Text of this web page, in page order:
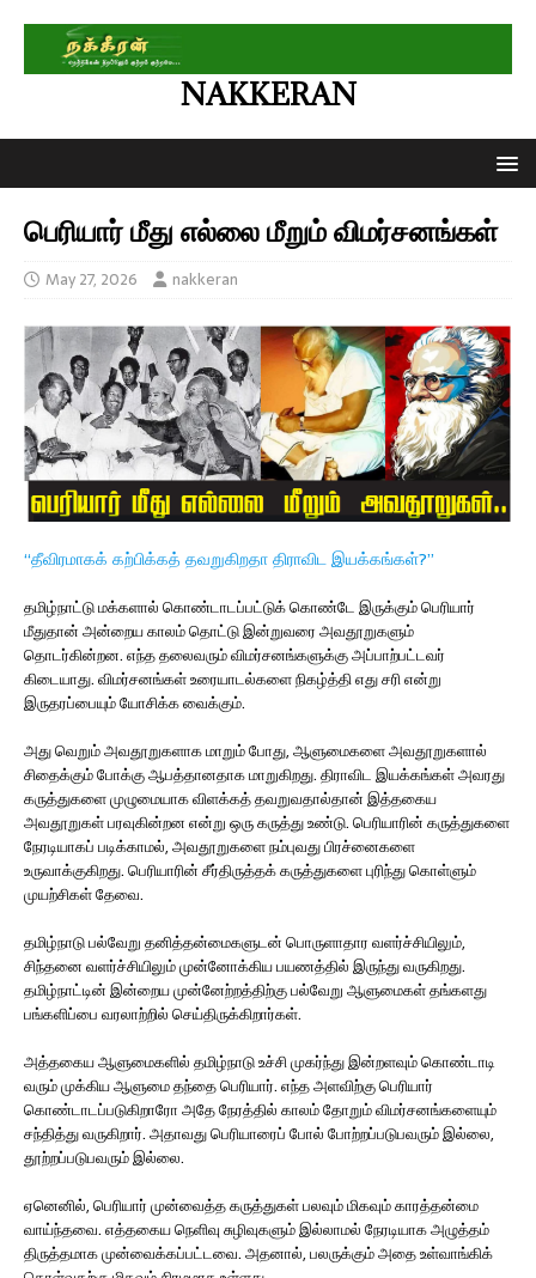
NAKKERAN
பெரியார் மீது எல்லை மீறும் விமர்சனங்கள்
May 27, 2026 nakkeran
“தீவிரமாகக் கற்பிக்கத் தவறுகிறதா திராவிட இயக்கங்கள்?”
தமிழ்நாட்டு மக்களால் கொண்டாடப்பட்டுக் கொண்டே இருக்கும் பெரியார்
மீதுதான் அன்றைய காலம் தொட்டு இன்றுவரை அவதூறுகளும்
தொடர்கின்றன. எந்த தலைவரும் விமர்சனங்களுக்கு அப்பாற்பட்டவர்
கிடையாது. விமர்சனங்கள் உரையாடல்களை நிகழ்த்தி எது சரி என்று
இருதரப்பையும் யோசிக்க வைக்கும்.
அது வெறும் அவதூறுகளாக மாறும் போது, ஆளுமைகளை அவதூறுகளால்
சிதைக்கும் போக்கு ஆபத்தானதாக மாறுகிறது. திராவிட இயக்கங்கள் அவரது
கருத்துகளை முழுமையாக விளக்கத் தவறுவதால்தான் இத்தகைய
அவதூறுகள் பரவுகின்றன என்று ஒரு கருத்து உண்டு. பெரியாரின் கருத்துகளை
நேரடியாகப் படிக்காமல், அவதூறுகளை நம்புவது பிரச்னைகளை
உருவாக்குகிறது. பெரியாரின் சீர்திருத்தக் கருத்துகளை புரிந்து கொள்ளும்
முயற்சிகள் தேவை.
தமிழ்நாடு பல்வேறு தனித்தன்மைகளுடன் பொருளாதார வளர்ச்சியிலும்,
சிந்தனை வளர்ச்சியிலும் முன்னோக்கிய பயணத்தில் இருந்து வருகிறது.
தமிழ்நாட்டின் இன்றைய முன்னேற்றத்திற்கு பல்வேறு ஆளுமைகள் தங்களது
பங்களிப்பை வரலாற்றில் செய்திருக்கிறார்கள்.
அத்தகைய ஆளுமைகளில் தமிழ்நாடு உச்சி முகர்ந்து இன்றளவும் கொண்டாடி
வரும் முக்கிய ஆளுமை தந்தை பெரியார். எந்த அளவிற்கு பெரியார்
கொண்டாடப்படுகிறாரோ அதே நேரத்தில் காலம் தோறும் விமர்சனங்களையும்
சந்தித்து வருகிறார். அதாவது பெரியாரைப் போல் போற்றப்படுபவரும் இல்லை,
தூற்றப்படுபவரும் இல்லை.
ஏனெனில், பெரியார் முன்வைத்த கருத்துகள் பலவும் மிகவும் காரத்தன்மை
வாய்ந்தவை. எத்தகைய நெளிவு சுழிவுகளும் இல்லாமல் நேரடியாக அழுத்தம்
திருத்தமாக முன்வைக்கப்பட்டவை. அதனால், பலருக்கும் அதை உள்வாங்கிக்